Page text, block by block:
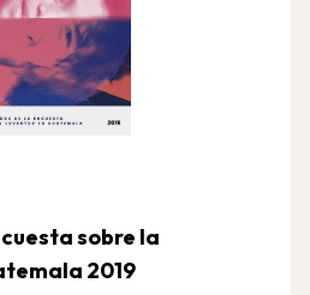
sobre la
2019